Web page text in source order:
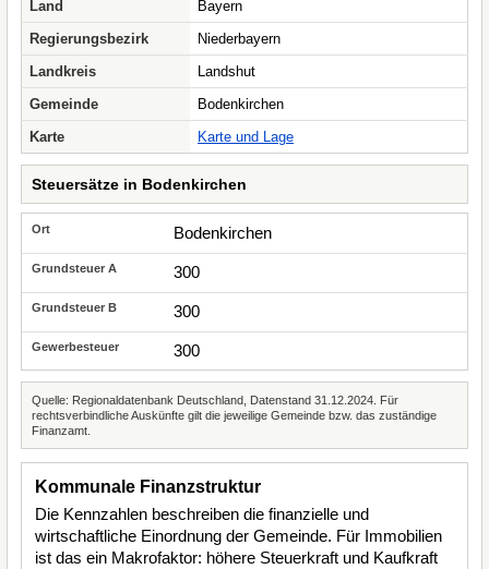
Land
Bayern
Regierungsbezirk
Niederbayern
Landkreis
Landshut
Gemeinde
Bodenkirchen
Karte
Karte und Lage
Steuersätze in Bodenkirchen
Bodenkirchen
300
300
300
Quelle: Regionaldatenbank Deutschland, Datenstand 31.12.2024. Für
rechtsverbindliche Auskünfte gilt die jeweilige Gemeinde bzw. das zuständige
Finanzamt.
Kommunale Finanzstruktur
Die Kennzahlen beschreiben die finanzielle und
wirtschaftliche Einordnung der Gemeinde. Für Immobilien
ist das ein Makrofaktor: höhere Steuerkraft und Kaufkraft